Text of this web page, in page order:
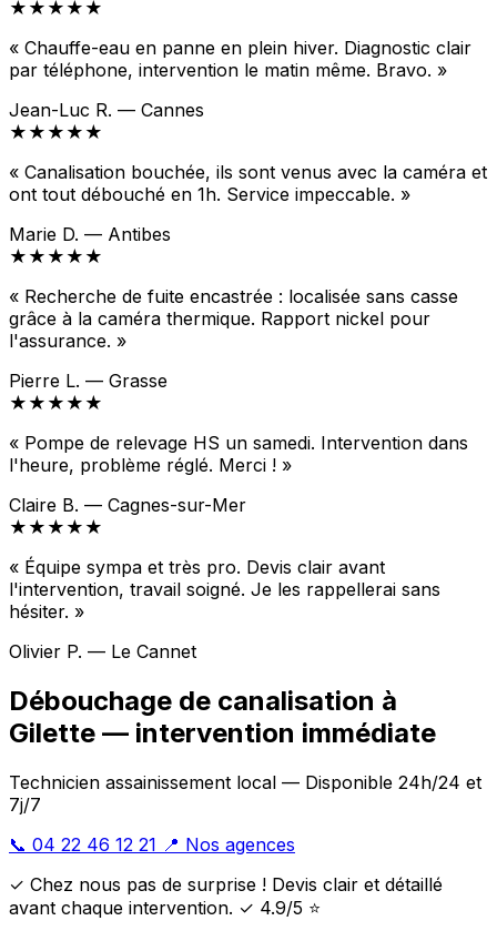
★★★★★
« Chauffe-eau en panne en plein hiver. Diagnostic clair
par téléphone, intervention le matin même. Bravo. »
Jean-Luc R. — Cannes
★★★★★
« Canalisation bouchée, ils sont venus avec la caméra et
ont tout débouché en 1h. Service impeccable. »
Marie D. — Antibes
★★★★★
« Recherche de fuite encastrée : localisée sans casse
grâce à la caméra thermique. Rapport nickel pour
l'assurance. »
Pierre L. — Grasse
★★★★★
« Pompe de relevage HS un samedi. Intervention dans
l'heure, problème réglé. Merci ! »
Claire B. — Cagnes-sur-Mer
★★★★★
« Équipe sympa et très pro. Devis clair avant
l'intervention, travail soigné. Je les rappellerai sans
hésiter. »
Olivier P. — Le Cannet
Débouchage de canalisation à
Gilette — intervention immédiate
Technicien assainissement local — Disponible 24h/24 et
7j/7
📞 04 22 46 12 21 📍 Nos agences
✓ Chez nous pas de surprise ! Devis clair et détaillé
avant chaque intervention. ✓ 4.9/5 ⭐